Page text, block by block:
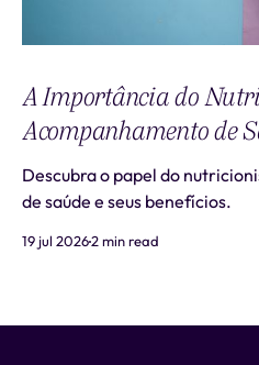
A Importância do
Acompanhamento de
Descubra o papel do
de saúde e seus benefícios.
19 jul 20262 min read